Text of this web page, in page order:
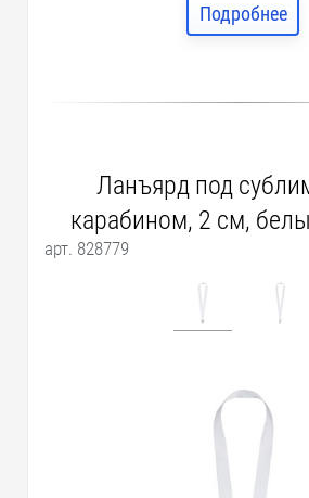
Подробнее
Ланъярд под
карабином, 2 см,
арт. 828779